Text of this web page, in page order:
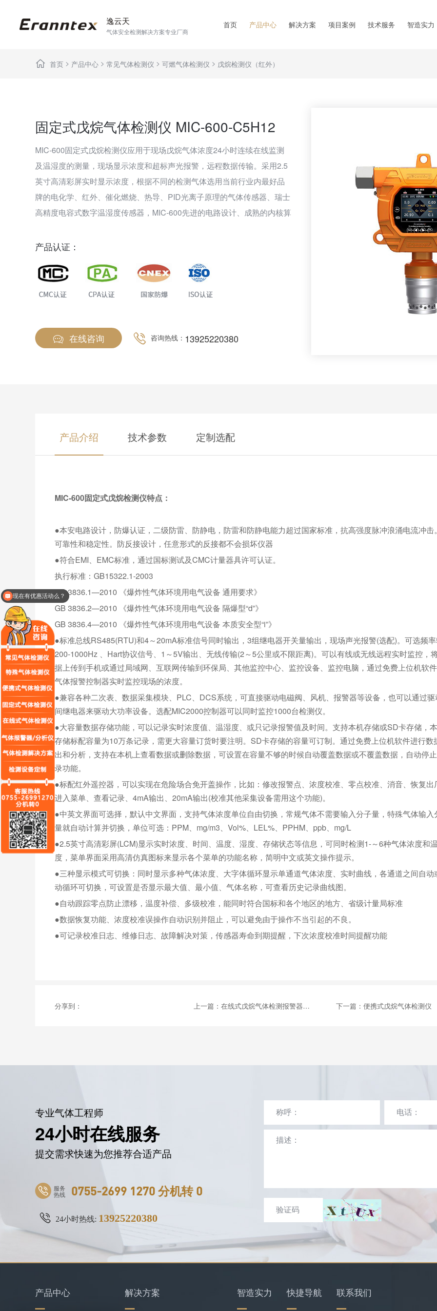
逸云天
气体安全检测解决方案专业厂商
首页 产品中心 解决方案 项目案例 技术服务 智造实力
首页 > 产品中心 > 常见气体检测仪 > 可燃气体检测仪 > 戊烷检测仪（红外）
固定式戊烷气体检测仪 MIC-600-C5H12
MIC-600固定式戊烷检测仪应用于现场戊烷气体浓度24小时连续在线监测
及温湿度的测量，现场显示浓度和超标声光报警，远程数据传输。采用2.5
英寸高清彩屏实时显示浓度，根据不同的检测气体选用当前行业内最好品
牌的电化学、红外、催化燃烧、热导、PID光离子原理的气体传感器、瑞士
高精度电容式数字温湿度传感器，MIC-600先进的电路设计、成熟的内核算
先的新一代多功能型固定式复合气体检测报警仪。MIC-600可以检测管道中
浓度单一气体的纯度。坚固耐用的防爆外壳和氟碳漆表面处理工艺适用于
各种危险场所和强酸强碱的腐蚀性环境，耐磨损，10年内不褪色和掉漆。
产品认证：
在线咨询 咨询热线： 13925220380
产品介绍 技术参数 定制选配
MIC-600固定式戊烷检测仪特点：
●本安电路设计，防爆认证，二级防雷、防静电，防雷和防静电能力超过国家标准，抗高强度脉冲浪涌电流冲击
可靠性和稳定性。防反接设计，任意形式的反接都不会损坏仪器
●符合EMI、EMC标准，通过国标测试及CMC计量器具许可认证。
执行标准：GB15322.1-2003
GB 3836.1—2010 《爆炸性气体环境用电气设备 通用要求》
GB 3836.2—2010 《爆炸性气体环境用电气设备 隔爆型“d”》
GB 3836.4—2010 《爆炸性气体环境用电气设备 本质安全型“i”》
●标准总线RS485(RTU)和4～20mA标准信号同时输出，3组继电器开关量输出，现场声光报警(选配)。可选频
200-1000Hz 、Hart协议信号、1～5V输出、无线传输(2～5公里或不限距离)。可以有线或无线远程实时监控，
据上传到手机或通过局域网、互联网传输到环保局、其他监控中心、监控设备、监控电脑，通过免费上位机软
气体报警控制器实时监控现场的浓度。
●兼容各种二次表、数据采集模块、PLC、DCS系统，可直接驱动电磁阀、风机、报警器等设备，也可以通过
间继电器来驱动大功率设备。选配MIC2000控制器可以同时监控1000台检测仪。
●大容量数据存储功能，可以记录实时浓度值、温湿度、或只记录报警值及时间。支持本机存储或SD卡存储，
存储标配容量为10万条记录，需更大容量订货时要注明。SD卡存储的容量可订制。通过免费上位机软件进行数
出和分析，支持在本机上查看数据或删除数据，可设置在容量不够的时候自动覆盖数据或不覆盖数据，自动停
录功能。
●标配红外遥控器，可以实现在危险场合免开盖操作，比如：修改报警点、浓度校准、零点校准、消音、恢复出
进入菜单、查看记录、4mA输出、20mA输出(校准其他采集设备需用这个功能)。
●中英文界面可选择，默认中文界面，支持气体浓度单位自由切换，常规气体不需要输入分子量，特殊气体输入
量就自动计算并切换，单位可选：PPM、mg/m3、Vol%、LEL%、PPHM、ppb、mg/L
●2.5英寸高清彩屏(LCM)显示实时浓度、时间、温度、湿度、存储状态等信息，可同时检测1-～6种气体浓度和
度，菜单界面采用高清仿真图标来显示各个菜单的功能名称，简明中文或英文操作提示。
●三种显示模式可切换：同时显示多种气体浓度、大字体循环显示单通道气体浓度、实时曲线，各通道之间自动
动循环可切换，可设置是否显示最大值、最小值、气体名称，可查看历史记录曲线图。
●自动跟踪零点防止漂移，温度补偿、多级校准，能同时符合国标和各个地区的地方、省级计量局标准
●数据恢复功能、浓度校准误操作自动识别并阻止，可以避免由于操作不当引起的不良。
●可记录校准日志、维修日志、故障解决对策，传感器寿命到期提醒，下次浓度校准时间提醒功能
分享到： 上一篇：在线式戊烷气体检测报警器 MIC-600-C5H12 下一篇： 便携式戊烷气体检测仪 （红外）MS600-
专业气体工程师
24小时在线服务
提交需求快速为您推荐合适产品
服务
热线 0755-2699 1270 分机转 0
24小时热线: 13925220380
产品中心 解决方案 智造实力 快捷导航 联系我们
现在有优惠活动么？